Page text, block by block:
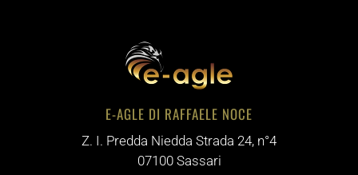
E-AGLE DI RAFFAELE NOCE
Z. I. Predda Niedda Strada 24, n°4
07100 Sassari